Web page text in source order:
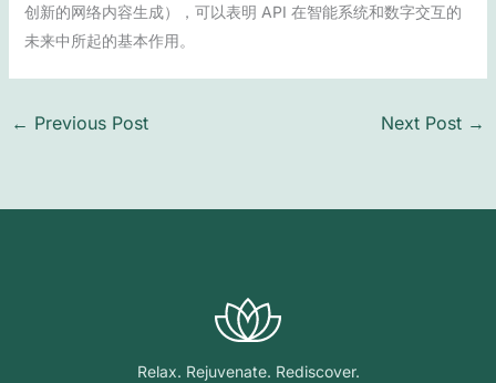
创新的网络内容生成），可以表明 API 在智能系统和数字交互的
未来中所起的基本作用。
← Previous Post Next Post →
Relax. Rejuvenate. Rediscover.